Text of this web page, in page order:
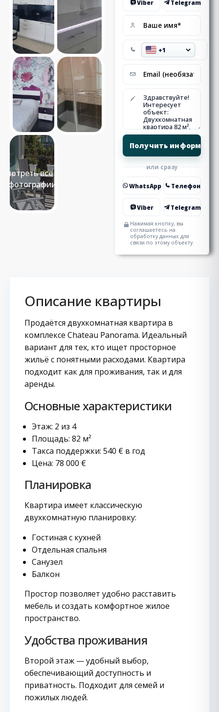
Смотреть все 11
фотографии
Viber Telegram
или сразу
WhatsApp Телефон
Viber Telegram
Нажимая кнопку, вы
соглашаетесь на
обработку данных для
связи по этому объекту.
Описание квартиры
Продаётся двухкомнатная квартира в
комплексе Chateau Panorama. Идеальный
вариант для тех, кто ищет просторное
жильё с понятными расходами. Квартира
подходит как для проживания, так и для
аренды.
Основные характеристики
Этаж: 2 из 4
Площадь: 82 м²
Такса поддержки: 540 € в год
Цена: 78 000 €
Планировка
Квартира имеет классическую
двухкомнатную планировку:
Гостиная с кухней
Отдельная спальня
Санузел
Балкон
Простор позволяет удобно расставить
мебель и создать комфортное жилое
пространство.
Удобства проживания
Второй этаж — удобный выбор,
обеспечивающий доступность и
приватность. Подходит для семей и
пожилых людей.